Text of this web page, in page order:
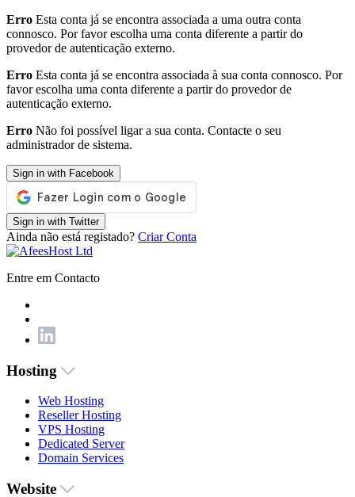
Erro Esta conta já se encontra associada a uma outra conta
connosco. Por favor escolha uma conta diferente a partir do
provedor de autenticação externo.
Erro Esta conta já se encontra associada à sua conta connosco. Por
favor escolha uma conta diferente a partir do provedor de
autenticação externo.
Erro Não foi possível ligar a sua conta. Contacte o seu
administrador de sistema.
Sign in with Facebook
Sign in with Twitter
Ainda não está registado? Criar Conta
Entre em Contacto
Hosting
Web Hosting
Reseller Hosting
VPS Hosting
Dedicated Server
Domain Services
Website